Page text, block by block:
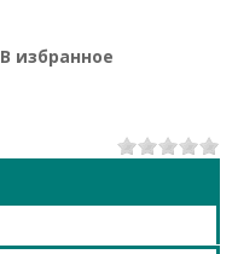
B избранное
1 2 3 4 5